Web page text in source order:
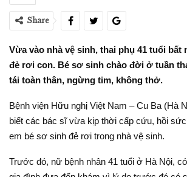
Share
Vừa vào nhà vệ sinh, thai phụ 41 tuổi bất
đẻ rơi con. Bé sơ sinh chào đời ở tuần
tái toàn thân, ngừng tim, không thở.
Bệnh viện Hữu nghị Việt Nam – Cu Ba (Hà
biết các bác sĩ vừa kịp thời cấp cứu, hồi
em bé sơ sinh đẻ rơi trong nhà vệ sinh.
Trước đó, nữ bệnh nhân 41 tuổi ở Hà Nội,